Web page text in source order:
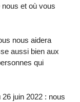
et où vous
nous aidera
aussi bien aux
qui
26 juin 2022 : nous